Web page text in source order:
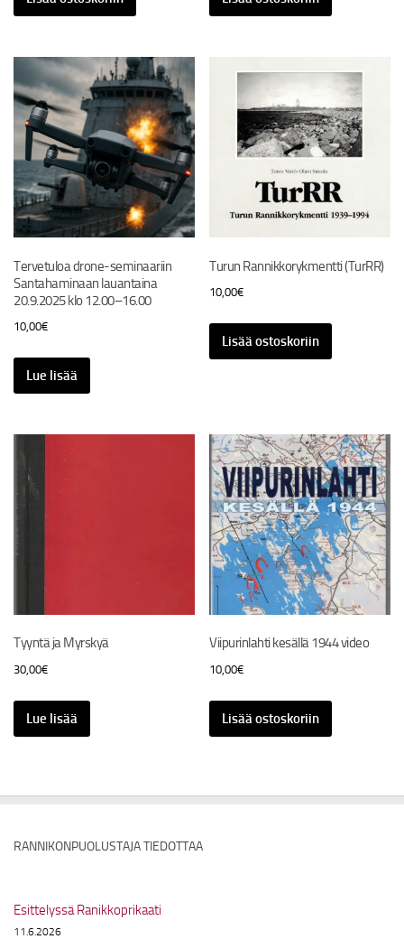
35,00€.30,00€.
Tervetuloa drone-seminaariin
Santahaminaan lauantaina
20.9.2025 klo 12.00–16.00
10,00€
Lue lisää
Turun Rannikkorykmentti (TurRR)
10,00€
Lisää ostoskoriin
Tyyntä ja Myrskyä
30,00€
Lue lisää
Viipurinlahti kesällä 1944 video
10,00€
Lisää ostoskoriin
RANNIKONPUOLUSTAJA TIEDOTTAA
Esittelyssä Ranikkoprikaati
11.6.2026